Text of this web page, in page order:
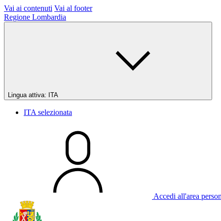
Vai ai contenuti Vai al footer
Regione Lombardia
Lingua attiva: ITA
ITA selezionata
Accedi all'area